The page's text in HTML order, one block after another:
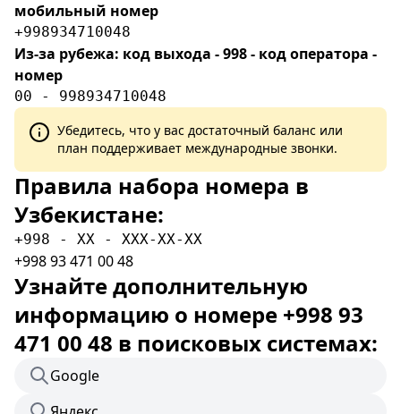
мобильный номер
+998934710048
Из-за рубежа: код выхода - 998 - код оператора -
номер
00 - 998934710048
Убедитесь, что у вас достаточный баланс или
план поддерживает международные звонки.
Правила набора номера в
Узбекистане:
+998 - XX - XXX-XX-XX
+998 93 471 00 48
Узнайте дополнительную
информацию о номере +998 93
471 00 48 в поисковых системах:
Google